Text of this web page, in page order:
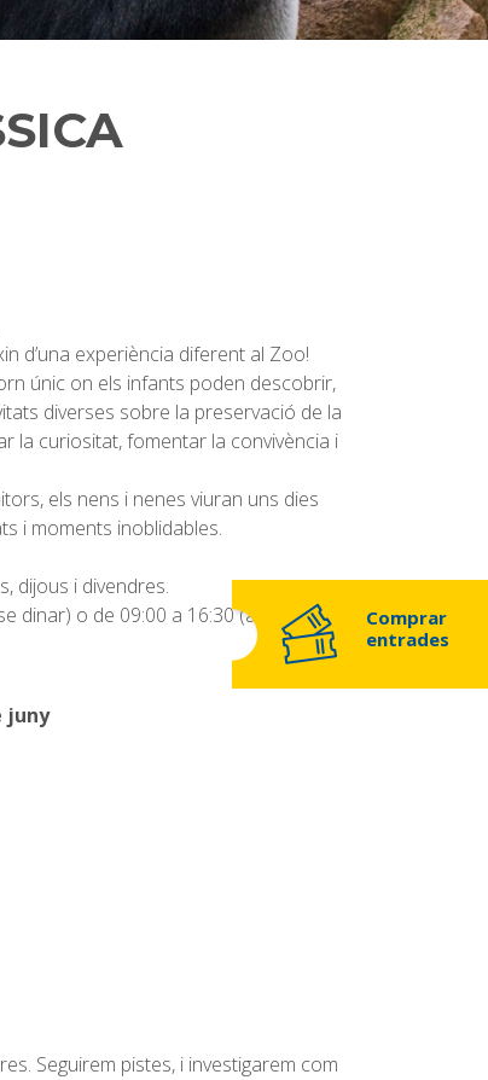
Comprar
entrades
d’una experiència diferent al Zoo!
únic on els infants poden descobrir,
diverses sobre la preservació de la
la curiositat, fomentar la convivència i
els nens i nenes viuran uns dies
i moments inoblidables.
dijous i divendres.
dinar) o de 09:00 a 16:30 (amb dinar)
juny
Seguirem pistes, i investigarem com